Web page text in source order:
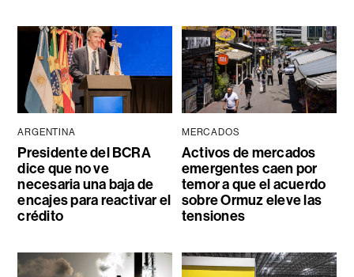
ARGENTINA
Presidente del BCRA
dice que no ve
necesaria una baja de
encajes para reactivar el
crédito
MERCADOS
Activos de mercados
emergentes caen por
temor a que el acuerdo
sobre Ormuz eleve las
tensiones